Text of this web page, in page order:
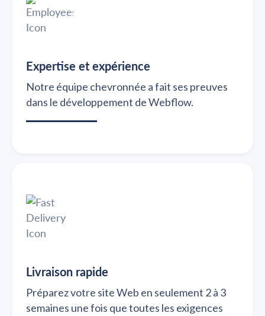
Expertise et expérience
Notre équipe chevronnée a fait ses preuves
dans le développement de Webflow.
Livraison rapide
Préparez votre site Web en seulement 2 à 3
semaines une fois que toutes les exigences